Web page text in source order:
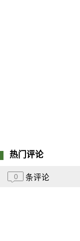
热门评论
0 条评论